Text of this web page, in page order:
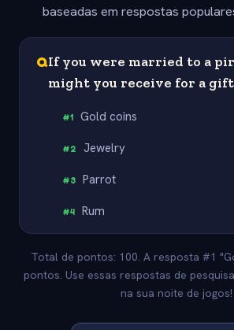
baseadas em respostas
QIf you were married to a
might you receive for a
#1 Gold coins
#2 Jewelry
#3 Parrot
#4 Rum
Total de pontos: 100. A resposta #1
pontos. Use essas respostas de
na sua noite de jogos!